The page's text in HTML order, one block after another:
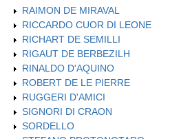
RAIMON DE MIRAVAL
RICCARDO CUOR DI LEONE
RICHART DE SEMILLI
RIGAUT DE BERBEZILH
RINALDO D'AQUINO
ROBERT DE LE PIERRE
RUGGERI D'AMICI
SIGNORI DI CRAON
SORDELLO